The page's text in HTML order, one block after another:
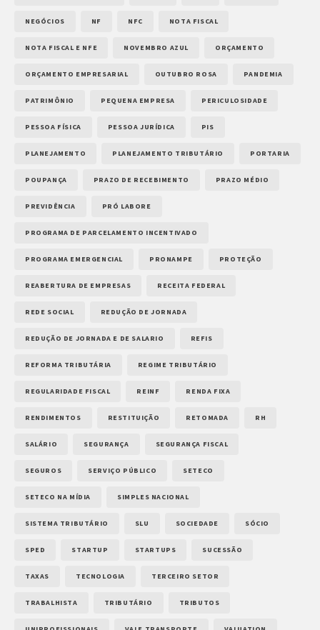
NEGÓCIOS NF NFC NOTA FISCAL
NOTA FISCAL E NFE NOVEMBRO AZUL ORÇAMENTO
ORÇAMENTO EMPRESARIAL OUTUBRO ROSA PANDEMIA
PATRIMÔNIO PEQUENA EMPRESA PERICULOSIDADE
PESSOA FÍSICA PESSOA JURÍDICA PIS
PLANEJAMENTO PLANEJAMENTO TRIBUTÁRIO PORTARIA
POUPANÇA PRAZO DE RECEBIMENTO PRAZO MÉDIO
PREVIDÊNCIA PRÓ LABORE
PROGRAMA DE PARCELAMENTO INCENTIVADO
PROGRAMA EMERGENCIAL PRONAMPE PROTEÇÃO
REABERTURA DE EMPRESAS RECEITA FEDERAL
REDE SOCIAL REDUÇÃO DE JORNADA
REDUÇÃO DE JORNADA E DE SALARIO REFIS
REFORMA TRIBUTÁRIA REGIME TRIBUTÁRIO
REGULARIDADE FISCAL REINF RENDA FIXA
RENDIMENTOS RESTITUIÇÃO RETOMADA RH
SALÁRIO SEGURANÇA SEGURANÇA FISCAL
SEGUROS SERVIÇO PÚBLICO SETECO
SETECO NA MÍDIA SIMPLES NACIONAL
SISTEMA TRIBUTÁRIO SLU SOCIEDADE SÓCIO
SPED STARTUP STARTUPS SUCESSÃO
TAXAS TECNOLOGIA TERCEIRO SETOR
TRABALHISTA TRIBUTÁRIO TRIBUTOS